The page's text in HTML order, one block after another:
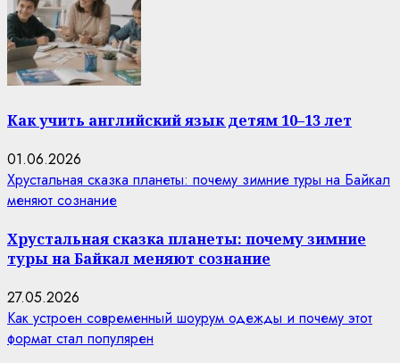
Как учить английский язык детям 10–13 лет
01.06.2026
Хрустальная сказка планеты: почему зимние туры на Байкал
меняют сознание
Хрустальная сказка планеты: почему зимние
туры на Байкал меняют сознание
27.05.2026
Как устроен современный шоурум одежды и почему этот
формат стал популярен